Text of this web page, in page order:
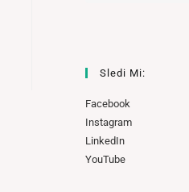
Sledi Mi:
Facebook
Instagram
LinkedIn
YouTube